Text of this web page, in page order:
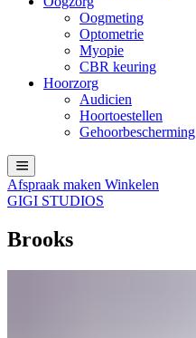
Oogmeting
Optometrie
Myopie
CBR keuring
Hoorzorg
Audicien
Hoortoestellen
Gehoorbescherming
Afspraak maken Winkelen
GIGI STUDIOS
Brooks